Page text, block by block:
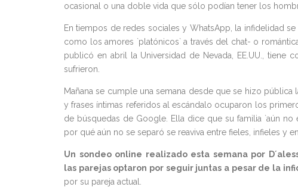
ocasional o una doble vida que sólo podían tener los
En tiempos de redes sociales y WhatsApp, la infidelidad
como los amores `platónicos` a través del chat- o
publicó en abril la Universidad de Nevada, EE.UU., tiene
sufrieron.
Mañana se cumple una semana desde que se hizo pública
y frases íntimas referidos al escándalo ocuparon los
de búsquedas de Google. Ella dice que su familia `aún
por qué aún no se separó se reaviva entre fieles, infieles y
Un sondeo online realizado esta semana por
las parejas optaron por seguir juntas a pesar de la
por su pareja actual.